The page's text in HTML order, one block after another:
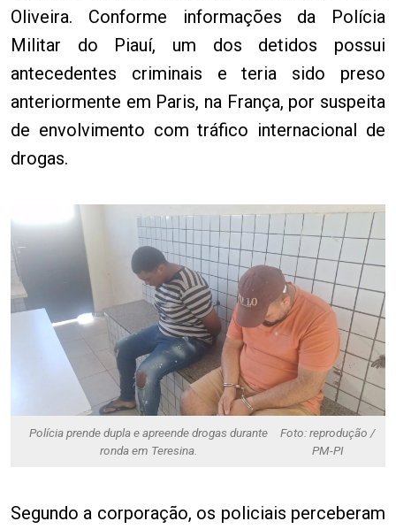
Oliveira. Conforme informações da Polícia
Militar do Piauí, um dos detidos possui
antecedentes criminais e teria sido preso
anteriormente em Paris, na França, por suspeita
de envolvimento com tráfico internacional de
drogas.
Polícia prende dupla e apreende drogas durante
ronda em Teresina.
Foto: reprodução /
PM-PI
Segundo a corporação, os policiais perceberam